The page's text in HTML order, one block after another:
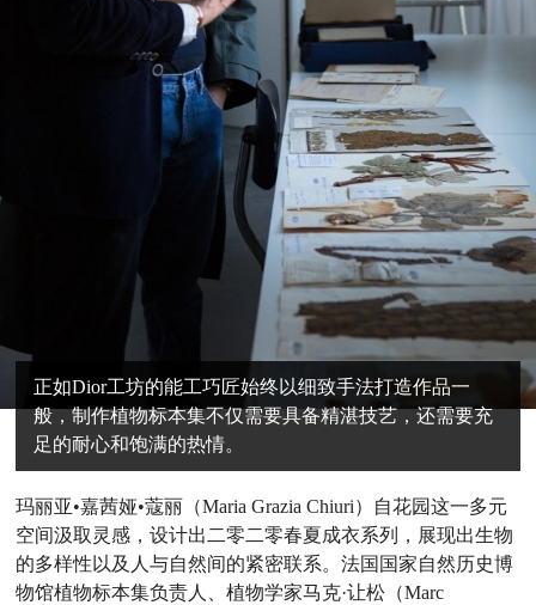
正如Dior工坊的能工巧匠始终以细致手法打造作品一
般，制作植物标本集不仅需要具备精湛技艺，还需要充
足的耐心和饱满的热情。
玛丽亚•嘉茜娅•蔻丽（Maria Grazia Chiuri）自花园这一多元
空间汲取灵感，设计出二零二零春夏成衣系列，展现出生物
的多样性以及人与自然间的紧密联系。法国国家自然历史博
物馆植物标本集负责人、植物学家马克·让松（Marc